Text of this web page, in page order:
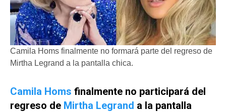
Camila Homs finalmente no formará parte del regreso de
Mirtha Legrand a la pantalla chica.
Camila Homs finalmente no participará del
regreso de Mirtha Legrand a la pantalla